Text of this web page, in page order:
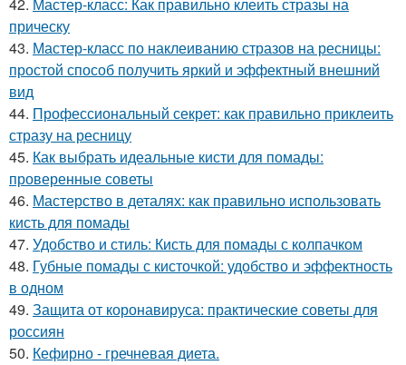
42. Мастер-класс: Как правильно клеить стразы на
прическу
43. Мастер-класс по наклеиванию стразов на ресницы:
простой способ получить яркий и эффектный внешний
вид
44. Профессиональный секрет: как правильно приклеить
стразу на ресницу
45. Как выбрать идеальные кисти для помады:
проверенные советы
46. Мастерство в деталях: как правильно использовать
кисть для помады
47. Удобство и стиль: Кисть для помады с колпачком
48. Губные помады с кисточкой: удобство и эффектность
в одном
49. Защита от коронавируса: практические советы для
россиян
50. Кефирно - гречневая диета.